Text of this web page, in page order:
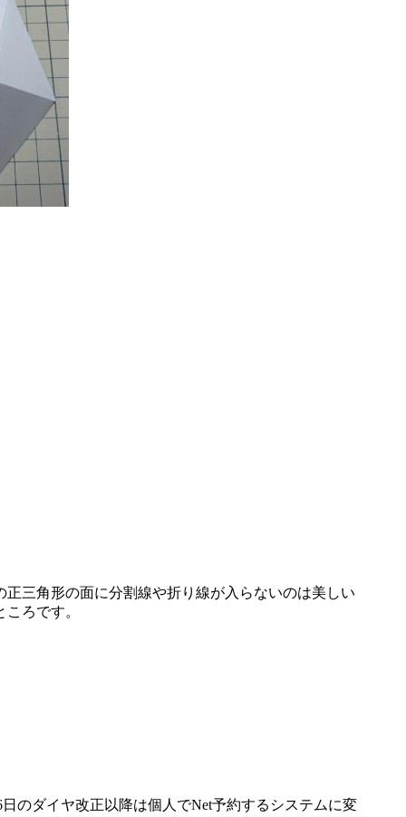
三角形の面に分割線や折り線が入らないのは美しい
ろです。
のダイヤ改正以降は個人でNet予約するシステムに変